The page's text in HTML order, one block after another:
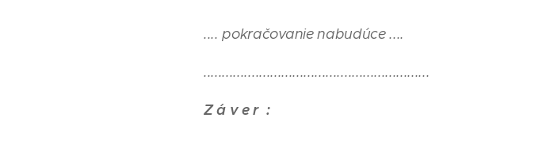
.... pokračovanie nabudúce ....
.............................................................
Z á v e r :